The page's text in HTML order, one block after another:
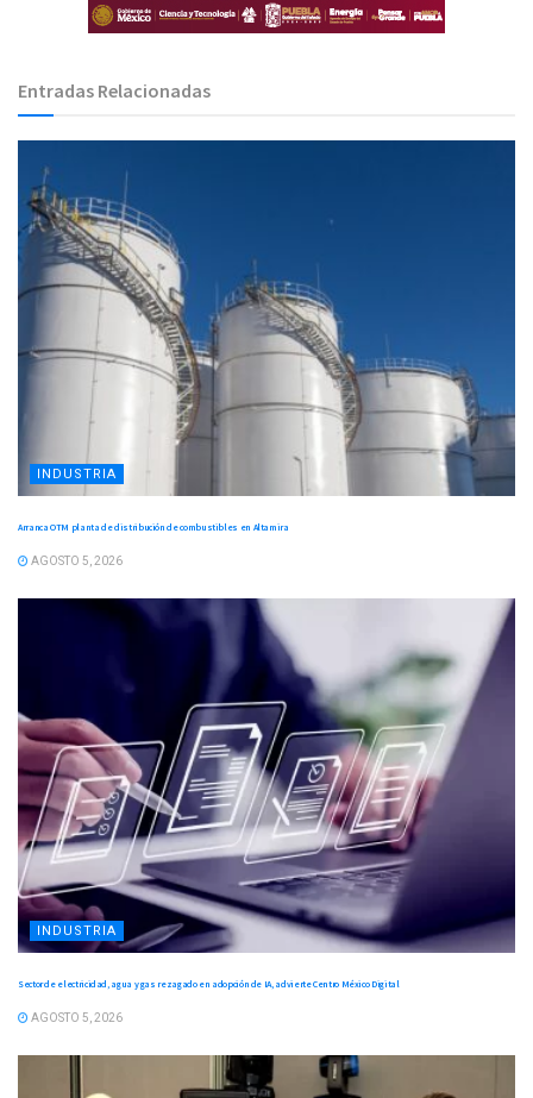
Entradas Relacionadas
INDUSTRIA
Arranca OTM planta de distribución de combustibles en Altamira
AGOSTO 5, 2026
INDUSTRIA
Sector de electricidad, agua y gas rezagado en adopción de IA, advierte Centro México Digital
AGOSTO 5, 2026